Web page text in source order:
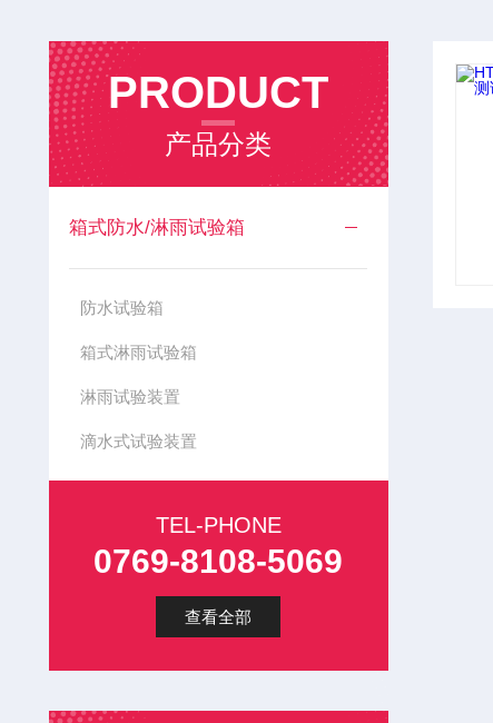
PRODUCT
产品分类
箱式防水/淋雨试验箱
防水试验箱
箱式淋雨试验箱
淋雨试验装置
滴水式试验装置
TEL-PHONE
0769-8108-5069
查看全部